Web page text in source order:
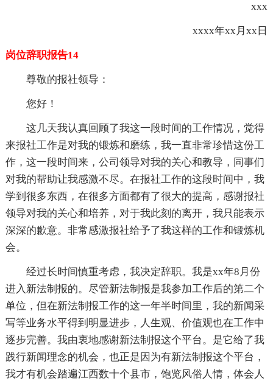
xxx
xxxx年xx月xx日
岗位辞职报告14
尊敬的报社领导：
您好！
这几天我认真回顾了我这一段时间的工作情况，觉得
来报社工作是对我的锻炼和磨练，我一直非常珍惜这份工
作，这一段时间来，公司领导对我的关心和教导，同事们
对我的帮助让我感激不尽。在报社工作的这段时间中，我
学到很多东西，在很多方面都有了很大的提高，感谢报社
领导对我的关心和培养，对于我此刻的离开，我只能表示
深深的歉意。非常感激报社给予了我这样的工作和锻炼机
会。
经过长时间慎重考虑，我决定辞职。我是xx年8月份
进入新法制报的。尽管新法制报是我参加工作后的第二个
单位，但在新法制报工作的这一年半时间里，我的新闻采
写等业务水平得到明显进步，人生观、价值观也在工作中
逐步完善。我由衷地感谢新法制报这个平台。是它给了我
践行新闻理念的机会，也正是因为有新法制报这个平台，
我才有机会踏遍江西数十个县市，饱览风俗人情，体会人